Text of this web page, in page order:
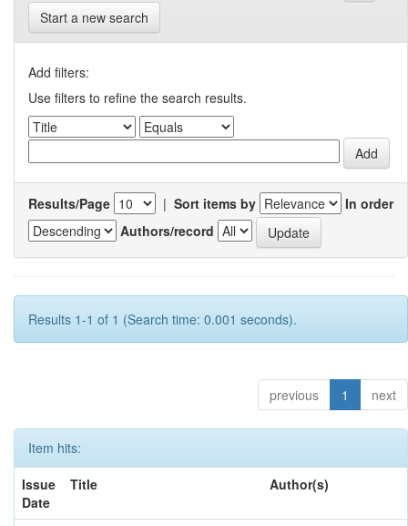
Start a new search
Add filters:
Use filters to refine the search results.
Results/Page | Sort items by
In order
Authors/record
Results 1-1 of 1 (Search time: 0.001 seconds).
previous 1 next
Item hits:
Issue
Date
Title Author(s)